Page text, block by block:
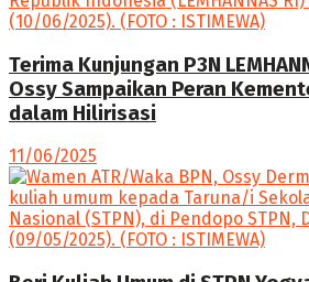
Terima Kunjungan P3N
Ossy Sampaikan Peran
dalam Hilirisasi
11/06/2025